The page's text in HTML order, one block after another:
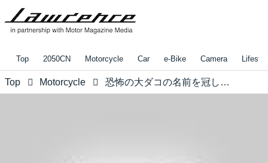
Top 2050CN Motorcycle Car e-Bike Camera
Top Motorcycle 恐怖の大ダコの名前を冠したカスタムビルダーのカワサキが”いい”